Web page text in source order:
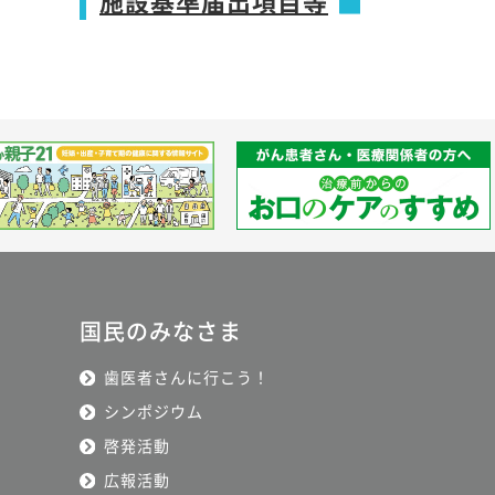
国民のみなさま
歯医者さんに行こう！
シンポジウム
啓発活動
広報活動